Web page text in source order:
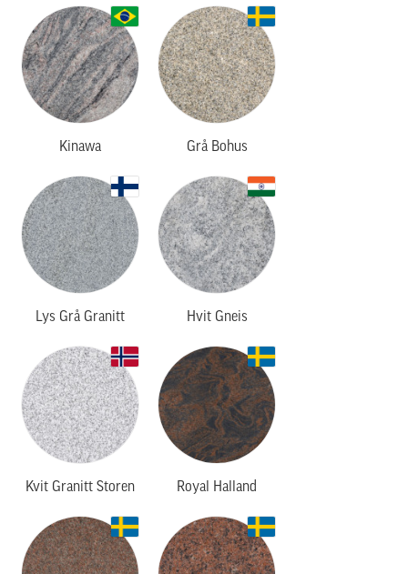
Kinawa Grå Bohus
Lys Grå Granitt Hvit Gneis
Kvit Granitt Storen Royal Halland